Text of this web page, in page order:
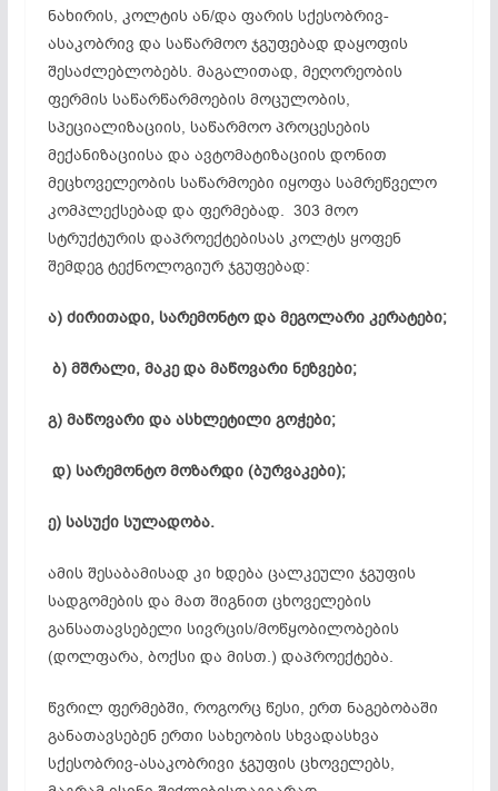
ნახირის, კოლტის ან/და ფარის სქესობრივ-
ასაკობრივ და საწარმოო ჯგუფებად დაყოფის
შესაძლებლობებს. მაგალითად, მეღორეობის
ფერმის საწარწარმოების მოცულობის,
სპეციალიზაციის, საწარმოო პროცესების
მექანიზაციისა და ავტომატიზაციის დონით
მეცხოველეობის საწარმოები იყოფა სამრეწველო
კომპლექსებად და ფერმებად. 303 მოო
სტრუქტურის დაპროექტებისას კოლტს ყოფენ
შემდეგ ტექნოლოგიურ ჯგუფებად:
ა) ძირითადი, სარემონტო და მეგოლარი კერატები;
ბ) მშრალი, მაკე და მაწოვარი ნეზვები;
გ) მაწოვარი და ასხლეტილი გოჭები;
დ) სარემონტო მოზარდი (ბურვაკები);
ე) სასუქი სულადობა.
ამის შესაბამისად კი ხდება ცალკეული ჯგუფის
სადგომების და მათ შიგნით ცხოველების
განსათავსებელი სივრცის/მოწყობილობების
(დოლფარა, ბოქსი და მისთ.) დაპროექტება.
წვრილ ფერმებში, როგორც წესი, ერთ ნაგებობაში
განათავსებენ ერთი სახეობის სხვადასხვა
სქესობრივ-ასაკობრივი ჯგუფის ცხოველებს,